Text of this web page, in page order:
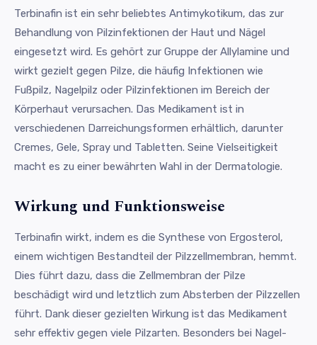
Terbinafin ist ein sehr beliebtes Antimykotikum, das zur
Behandlung von Pilzinfektionen der Haut und Nägel
eingesetzt wird. Es gehört zur Gruppe der Allylamine und
wirkt gezielt gegen Pilze, die häufig Infektionen wie
Fußpilz, Nagelpilz oder Pilzinfektionen im Bereich der
Körperhaut verursachen. Das Medikament ist in
verschiedenen Darreichungsformen erhältlich, darunter
Cremes, Gele, Spray und Tabletten. Seine Vielseitigkeit
macht es zu einer bewährten Wahl in der Dermatologie.
Wirkung und Funktionsweise
Terbinafin wirkt, indem es die Synthese von Ergosterol,
einem wichtigen Bestandteil der Pilzzellmembran, hemmt.
Dies führt dazu, dass die Zellmembran der Pilze
beschädigt wird und letztlich zum Absterben der Pilzzellen
führt. Dank dieser gezielten Wirkung ist das Medikament
sehr effektiv gegen viele Pilzarten. Besonders bei Nagel-